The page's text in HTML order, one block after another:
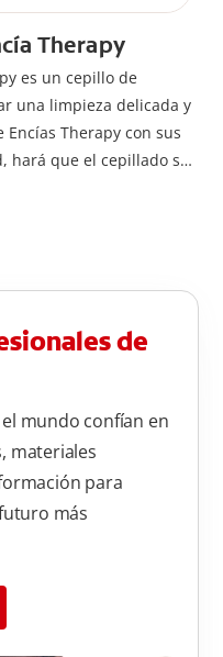
Therapy
es un cepillo de
una limpieza delicada y
Therapy con sus
hará que el cepillado se
para una limpieza
haciendo de este
opción para elde
mundo confían en
materiales
para
más